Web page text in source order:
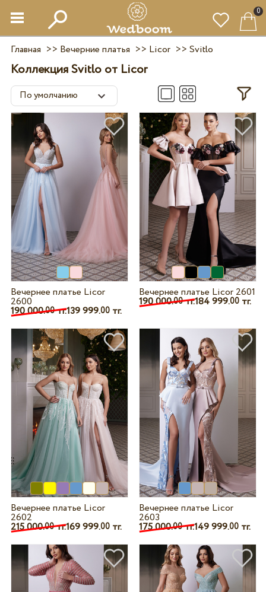
0
Главная >> Вечерние платья >> Licor>> Svitlo
Коллекция Svitlo от Licor
Вечернее платье Licor
2600
190 000.00тг.139 999.00тг.
Вечернее платье Licor 2601
190 000.00тг.184 999.00 тг.
Вечернее платье Licor
2602
215 000.00тг.169 999.00тг.
Вечернее платье Licor
2603
175 000.00тг.149 999.00 тг.